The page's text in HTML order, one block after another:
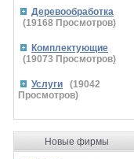
Деревообработка
(19168 Просмотров)
Комплектующие
(19073 Просмотров)
Услуги (19042
Просмотров)
Новые фирмы